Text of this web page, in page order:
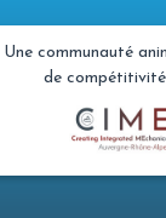
Une communauté
de